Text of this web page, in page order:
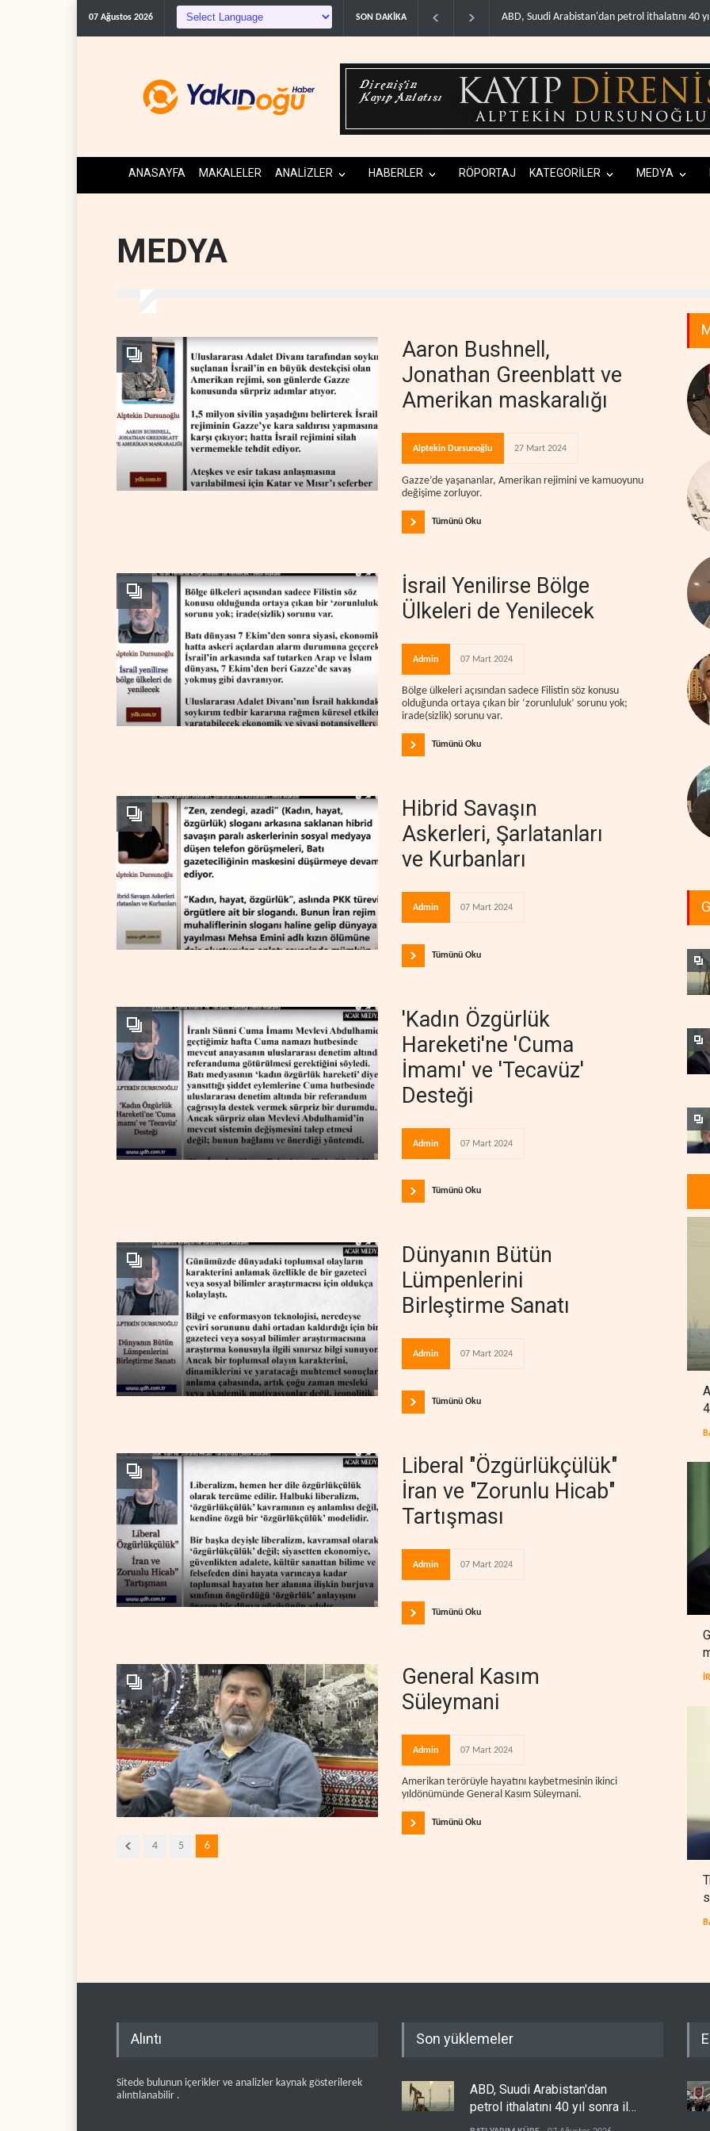
07 Ağustos 2026 SON DAKİKA
ABD, Suudi Arabistan'dan petrol ithalatını 40 yıl sonra i.. Galibaf, Trump'ın tehdit ve müzakere
ANASAYFA MAKALELER ANALİZLER HABERLER RÖPORTAJ KATEGORİLER MEDYA
MEDYA
Aaron Bushnell,
Jonathan Greenblatt ve
Amerikan maskaralığı
Alptekin Dursunoğlu 27 Mart 2024
Gazze’de yaşananlar, Amerikan rejimini ve kamuoyunu
değişime zorluyor.
Tümünü Oku
İsrail Yenilirse Bölge
Ülkeleri de Yenilecek
Admin 07 Mart 2024
Bölge ülkeleri açısından sadece Filistin söz konusu
olduğunda ortaya çıkan bir ‘zorunluluk’ sorunu yok;
irade(sizlik) sorunu var.
Tümünü Oku
Hibrid Savaşın
Askerleri, Şarlatanları
ve Kurbanları
Admin 07 Mart 2024
Tümünü Oku
'Kadın Özgürlük
Hareketi'ne 'Cuma
İmamı' ve 'Tecavüz'
Desteği
Admin 07 Mart 2024
Tümünü Oku
Dünyanın Bütün
Lümpenlerini
Birleştirme Sanatı
Admin 07 Mart 2024
Tümünü Oku
Liberal "Özgürlükçülük"
İran ve "Zorunlu Hicab"
Tartışması
Admin 07 Mart 2024
Tümünü Oku
General Kasım
Süleymani
Admin 07 Mart 2024
Amerikan terörüyle hayatını kaybetmesinin ikinci
yıldönümünde General Kasım Süleymani.
Tümünü Oku
4 5 6
Alıntı
Sitede bulunun içerikler ve analizler kaynak gösterilerek
alıntılanabilir .
Son yüklemeler
ABD, Suudi Arabistan'dan
petrol ithalatını 40 yıl sonra ilk
kez durdurdu